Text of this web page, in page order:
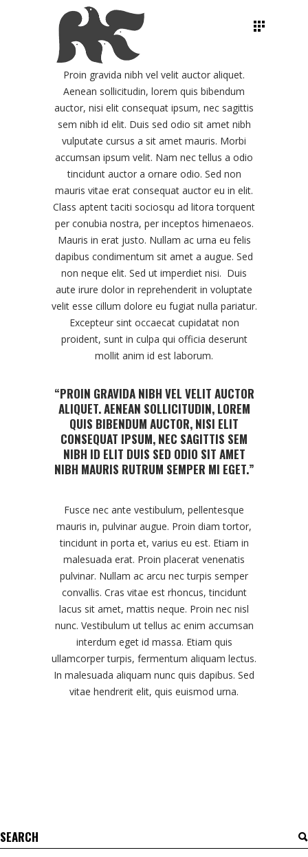
Proin gravida nibh vel velit auctor aliquet.
Aenean sollicitudin, lorem quis bibendum
auctor, nisi elit consequat ipsum, nec sagittis
sem nibh id elit. Duis sed odio sit amet nibh
vulputate cursus a sit amet mauris. Morbi
accumsan ipsum velit. Nam nec tellus a odio
tincidunt auctor a ornare odio. Sed non
mauris vitae erat consequat auctor eu in elit.
Class aptent taciti sociosqu ad litora torquent
per conubia nostra, per inceptos himenaeos.
Mauris in erat justo. Nullam ac urna eu felis
dapibus condimentum sit amet a augue. Sed
non neque elit. Sed ut imperdiet nisi. Duis
aute irure dolor in reprehenderit in voluptate
velit esse cillum dolore eu fugiat nulla pariatur.
Excepteur sint occaecat cupidatat non
proident, sunt in culpa qui officia deserunt
mollit anim id est laborum.
“PROIN GRAVIDA NIBH VEL VELIT AUCTOR
ALIQUET. AENEAN SOLLICITUDIN, LOREM
QUIS BIBENDUM AUCTOR, NISI ELIT
CONSEQUAT IPSUM, NEC SAGITTIS SEM
NIBH ID ELIT DUIS SED ODIO SIT AMET
NIBH MAURIS RUTRUM SEMPER MI EGET.”
Fusce nec ante vestibulum, pellentesque
mauris in, pulvinar augue. Proin diam tortor,
tincidunt in porta et, varius eu est. Etiam in
malesuada erat. Proin placerat venenatis
pulvinar. Nullam ac arcu nec turpis semper
convallis. Cras vitae est rhoncus, tincidunt
lacus sit amet, mattis neque. Proin nec nisl
nunc. Vestibulum ut tellus ac enim accumsan
interdum eget id massa. Etiam quis
ullamcorper turpis, fermentum aliquam lectus.
In malesuada aliquam nunc quis dapibus. Sed
vitae hendrerit elit, quis euismod urna.
Search
for: